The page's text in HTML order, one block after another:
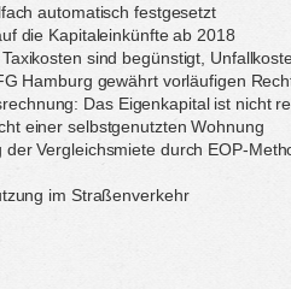
automatisch festgesetzt
die Kapitaleinkünfte ab 2018
sind begünstigt,
Hamburg gewährt vorläufigen
Das Eigenkapital ist nicht
einer selbstgenutzten Wohnung
Vergleichsmiete durch EOP-
im Straßenverkehr